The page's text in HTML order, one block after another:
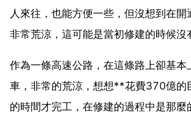
人來往，也能方便一些，但沒想到在
非常荒涼，這可能是當初修建的時候沒
作為一條高速公路，在這條路上卻基本
車，非常的荒涼，想想**花費370億的
的時間才完工，在修建的過程中是那麼